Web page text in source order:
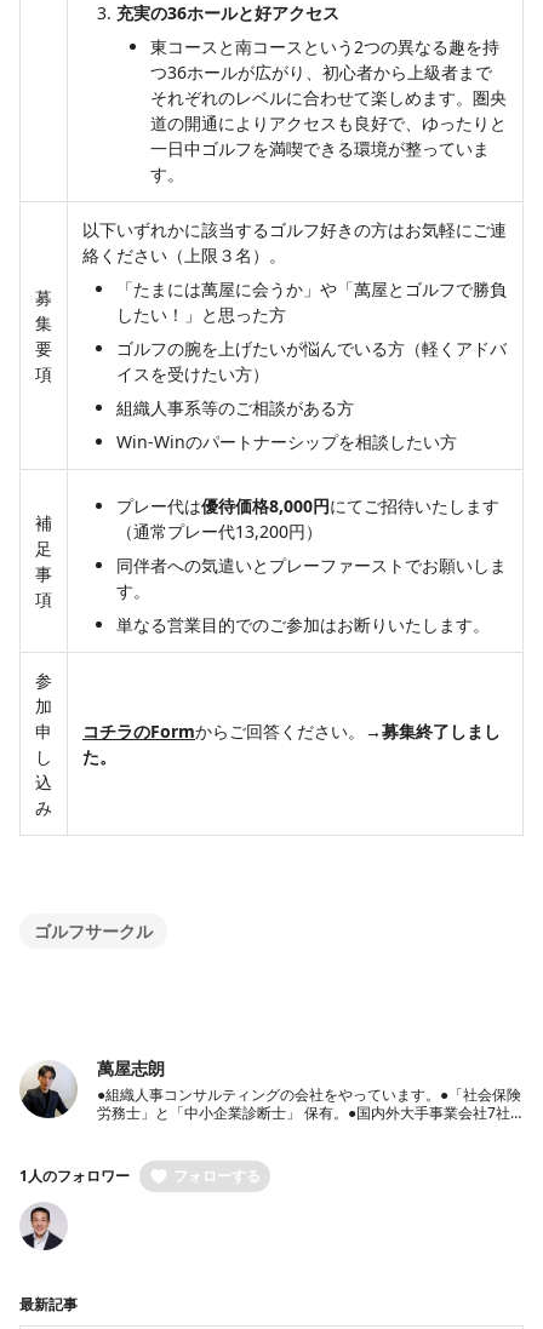
充実の36ホールと好アクセス
東コースと南コースという2つの異なる趣を持
つ36ホールが広がり、初心者から上級者まで
それぞれのレベルに合わせて楽しめます。圏央
道の開通によりアクセスも良好で、ゆったりと
一日中ゴルフを満喫できる環境が整っていま
す。
募
集
要
項
以下いずれかに該当するゴルフ好きの方はお気軽にご連
絡ください（上限３名）。
「たまには萬屋に会うか」や「萬屋とゴルフで勝負
したい！」と思った方
ゴルフの腕を上げたいが悩んでいる方（軽くアドバ
イスを受けたい方）
組織人事系等のご相談がある方
Win-Winのパートナーシップを相談したい方
補
足
事
項
プレー代は優待価格8,000円にてご招待いたします
（通常プレー代13,200円）
同伴者への気遣いとプレーファーストでお願いしま
す。
単なる営業目的でのご参加はお断りいたします。
参
加
申
し
込
み
コチラのFormからご回答ください。 →募集終了しまし
た。
ゴルフサークル
萬屋志朗
●組織人事コンサルティングの会社をやっています。●「社会保険
労務士」と「中小企業診断士」 保有。●国内外大手事業会社7社
ップ支援
1人のフォロワー フォローする
最新記事